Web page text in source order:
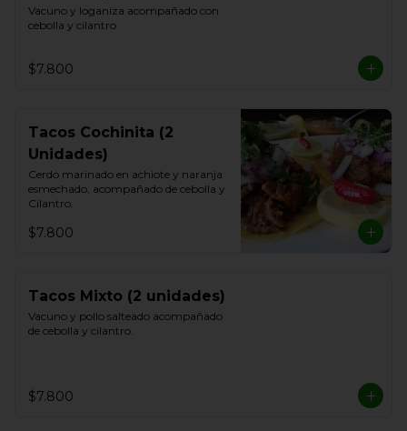
Vacuno y loganiza acompañado con
cebolla y cilantro
$7.800
Tacos Cochinita (2
Unidades)
Cerdo marinado en achiote y naranja
esmechado, acompañado de cebolla y
Cilantro.
$7.800
Tacos Mixto (2 unidades)
Vacuno y pollo salteado acompañado
de cebolla y cilantro.
$7.800